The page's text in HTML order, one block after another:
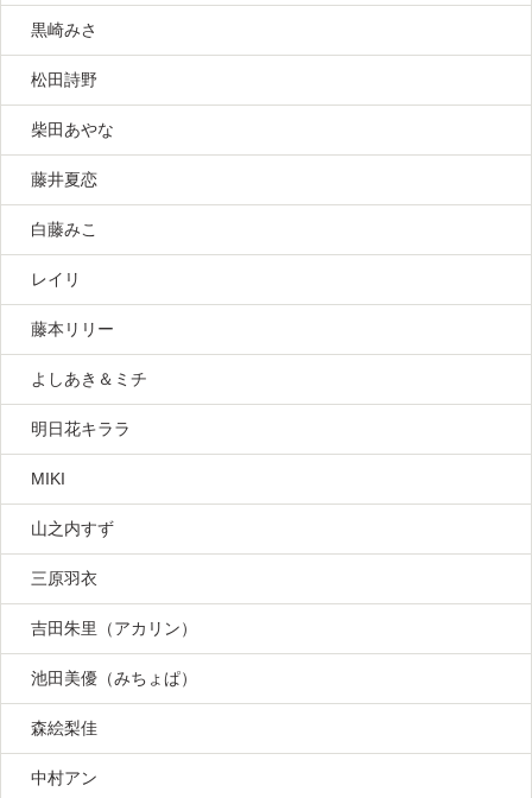
黒崎みさ
松田詩野
柴田あやな
藤井夏恋
白藤みこ
レイリ
藤本リリー
よしあき＆ミチ
明日花キララ
MIKI
山之内すず
三原羽衣
吉田朱里（アカリン）
池田美優（みちょぱ）
森絵梨佳
中村アン